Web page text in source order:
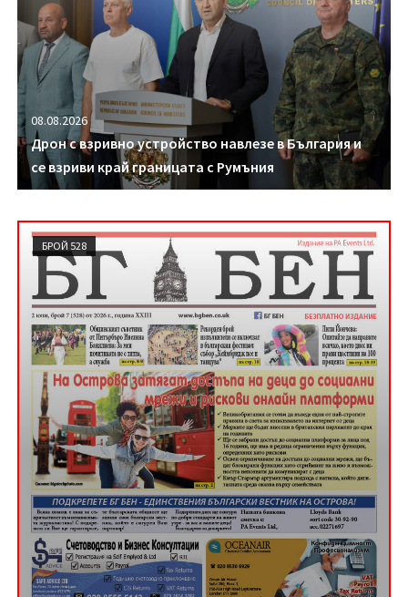
08.08.2026
Дрон с взривно устройство навлезе в България и
се взриви край границата с Румъния
БРОЙ 528